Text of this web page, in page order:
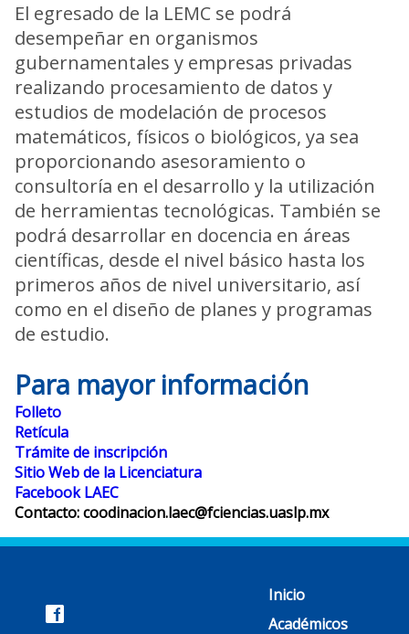
El egresado de la LEMC se podrá
desempeñar en organismos
gubernamentales y empresas privadas
realizando procesamiento de datos y
estudios de modelación de procesos
matemáticos, físicos o biológicos, ya sea
proporcionando asesoramiento o
consultoría en el desarrollo y la utilización
de herramientas tecnológicas. También se
podrá desarrollar en docencia en áreas
científicas, desde el nivel básico hasta los
primeros años de nivel universitario, así
como en el diseño de planes y programas
de estudio.
Para mayor información
Folleto
Retícula
Trámite de inscripción
Sitio Web de la Licenciatura
Facebook LAEC
Contacto:coodinacion.laec@fciencias.uaslp.mx
Inicio
Académicos